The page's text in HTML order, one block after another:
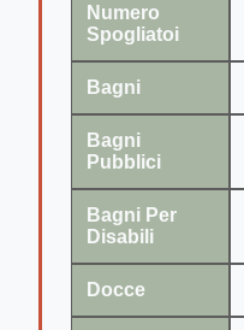
Numero
Spogliatoi
Bagni
Bagni
Pubblici
Bagni Per
Disabili
Docce